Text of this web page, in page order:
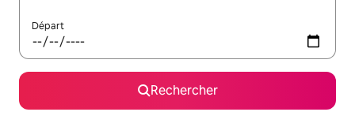
Départ
Rechercher